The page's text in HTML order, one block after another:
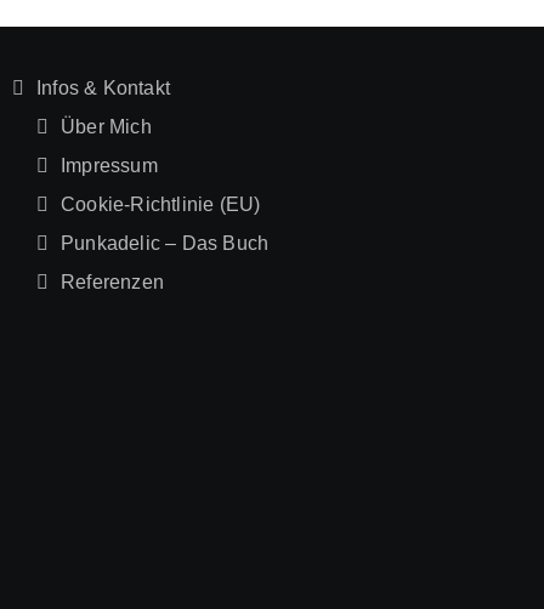
Infos & Kontakt
Über Mich
Impressum
Cookie-Richtlinie (EU)
Punkadelic – Das Buch
Referenzen